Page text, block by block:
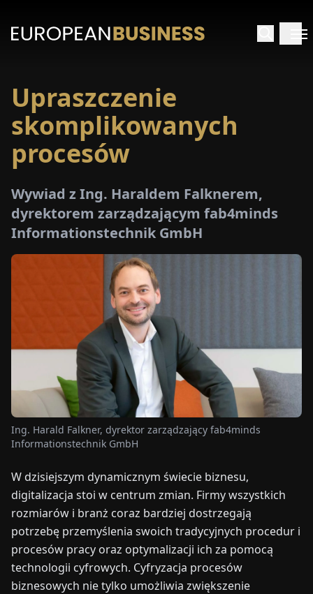
NAS
SKONTAKTUJ
Z
NAMI
Upraszczenie
skomplikowanych
procesów
Wywiad z Ing. Haraldem Falknerem,
dyrektorem zarządzającym fab4minds
Informationstechnik GmbH
Ing. Harald Falkner, dyrektor zarządzający fab4minds
Informationstechnik GmbH
W dzisiejszym dynamicznym świecie biznesu,
digitalizacja stoi w centrum zmian. Firmy wszystkich
rozmiarów i branż coraz bardziej dostrzegają
potrzebę przemyślenia swoich tradycyjnych procedur i
procesów pracy oraz optymalizacji ich za pomocą
technologii cyfrowych. Cyfryzacja procesów
biznesowych nie tylko umożliwia zwiększenie